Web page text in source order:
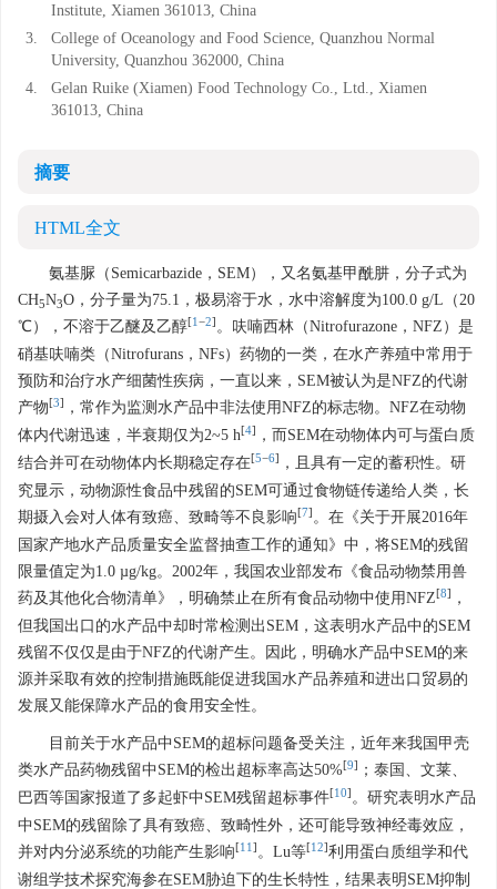
Institute, Xiamen 361013, China
3.
College of Oceanology and Food Science, Quanzhou Normal
University, Quanzhou 362000, China
4.
Gelan Ruike (Xiamen) Food Technology Co., Ltd., Xiamen
361013, China
摘要
HTML全文
氨基脲（Semicarbazide，SEM），又名氨基甲酰肼，分子式为
CH5N3O，分子量为75.1，极易溶于水，水中溶解度为100.0 g/L（20
℃），不溶于乙醚及乙醇[1 −2] 。呋喃西林（Nitrofurazone，NFZ）是
硝基呋喃类（Nitrofurans，NFs）药物的一类，在水产养殖中常用于
预防和治疗水产细菌性疾病，一直以来，SEM被认为是NFZ的代谢
产物[3]
，常作为监测水产品中非法使用NFZ的标志物。NFZ在动物
体内代谢迅速，半衰期仅为2~5 h[4]
，而SEM在动物体内可与蛋白质
结合并可在动物体内长期稳定存在[5−6]
，且具有一定的蓄积性。研
究显示，动物源性食品中残留的SEM可通过食物链传递给人类，长
期摄入会对人体有致癌、致畸等不良影响[7] 。在《关于开展2016年
国家产地水产品质量安全监督抽查工作的通知》中，将SEM的残留
限量值定为1.0 µg/kg。2002年，我国农业部发布《食品动物禁用兽
药及其他化合物清单》，明确禁止在所有食品动物中使用NFZ[8]
，
但我国出口的水产品中却时常检测出SEM，这表明水产品中的SEM
残留不仅仅是由于NFZ的代谢产生。因此，明确水产品中SEM的来
源并采取有效的控制措施既能促进我国水产品养殖和进出口贸易的
发展又能保障水产品的食用安全性。
目前关于水产品中SEM的超标问题备受关注，近年来我国甲壳
类水产品药物残留中SEM的检出超标率高达50%[9]
；泰国、文莱、
巴西等国家报道了多起虾中SEM残留超标事件[10] 。研究表明水产品
中SEM的残留除了具有致癌、致畸性外，还可能导致神经毒效应，
并对内分泌系统的功能产生影响[11 ] 。Lu等[12]利用蛋白质组学和代
谢组学技术探究海参在SEM胁迫下的生长特性，结果表明SEM抑制